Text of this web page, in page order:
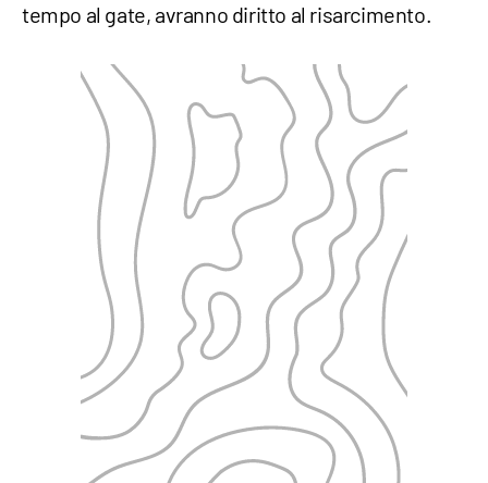
tempo al gate, avranno diritto al risarcimento.